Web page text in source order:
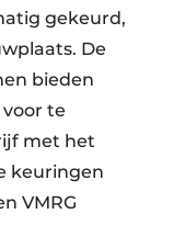
gekeurd,
De
bieden
te
met het
keuringen
VMRG